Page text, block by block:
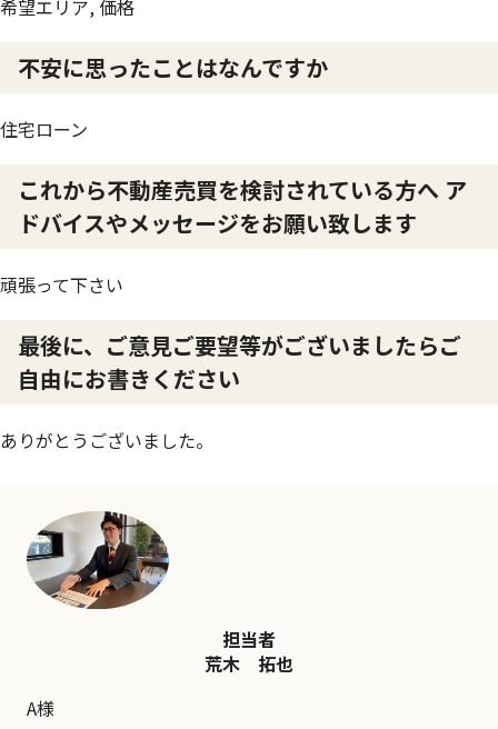
希望エリア, 価格
不安に思ったことはなんですか
住宅ローン
これから不動産売買を検討されている方へ ア
ドバイスやメッセージをお願い致します
頑張って下さい
最後に、ご意見ご要望等がございましたらご
自由にお書きください
ありがとうございました。
担当者
荒木 拓也
A様